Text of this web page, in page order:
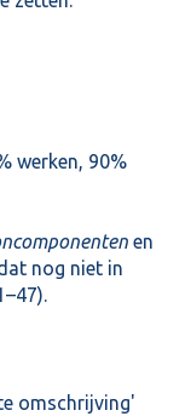
werken, 90%
en
nog niet in
omschrijving'